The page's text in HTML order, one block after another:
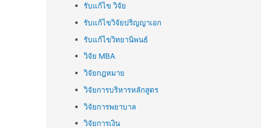
รับแก้ไข วิจัย
รับแก้ไขวิจัยปริญญาเอก
รับแก้ไขวิทยานิพนธ์
วิจัย MBA
วิจัยกฎหมาย
วิจัยการบริหารหลักสูตร
วิจัยการพยาบาล
วิจัยการเงิน